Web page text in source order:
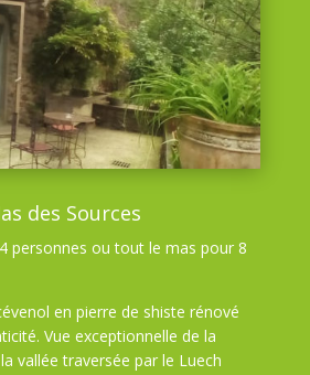
des Sources
personnes ou tout le mas pour 8
en pierre de shiste rénové
Vue exceptionnelle de la
vallée traversée par le Luech